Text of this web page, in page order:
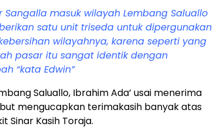
Sangalla masuk wilayah Lembang Saluallo
satu unit triseda untuk dipergunakan
wilayahnya, karena seperti yang
pasar itu sangat identik dengan
“kata Edwin”
Saluallo, Ibrahim Ada’ usai menerima
mengucapkan terimakasih banyak atas
Sinar Kasih Toraja.